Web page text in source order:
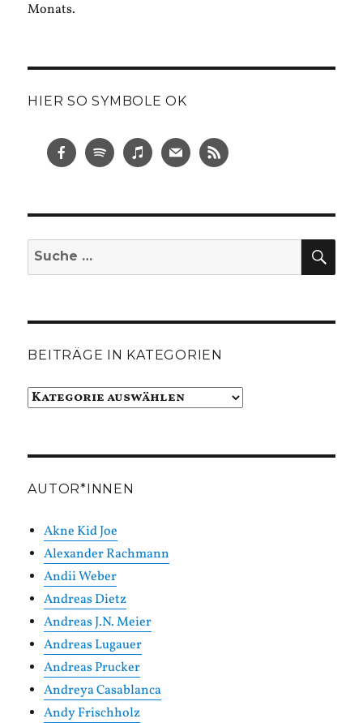
Monats.
HIER SO SYMBOLE OK
Suche
nach:
BEITRÄGE IN KATEGORIEN
Beiträge
AUTOR*INNEN
Akne Kid Joe
Alexander Rachmann
Andii Weber
Andreas Dietz
Andreas J.N. Meier
Andreas Lugauer
Andreas Prucker
Andreya Casablanca
Andy Frischholz